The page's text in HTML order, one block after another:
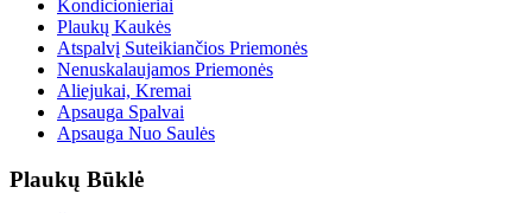
Kondicionieriai
Plaukų Kaukės
Atspalvį Suteikiančios Priemonės
Nenuskalaujamos Priemonės
Aliejukai, Kremai
Apsauga Spalvai
Apsauga Nuo Saulės
Plaukų Būklė